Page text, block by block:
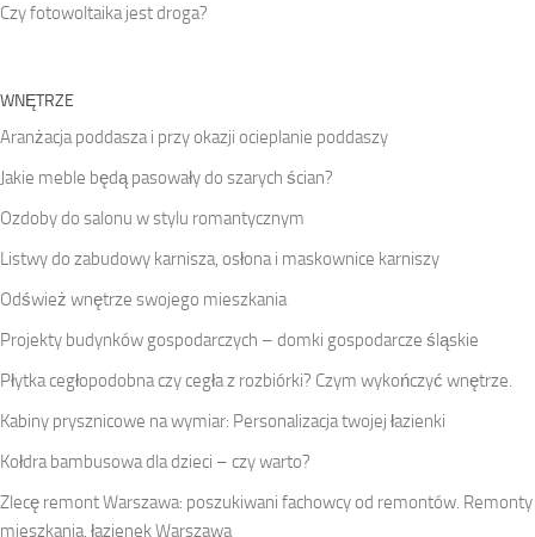
Czy fotowoltaika jest droga?
WNĘTRZE
Aranżacja poddasza i przy okazji ocieplanie poddaszy
Jakie meble będą pasowały do szarych ścian?
Ozdoby do salonu w stylu romantycznym
Listwy do zabudowy karnisza, osłona i maskownice karniszy
Odśwież wnętrze swojego mieszkania
Projekty budynków gospodarczych – domki gospodarcze śląskie
Płytka cegłopodobna czy cegła z rozbiórki? Czym wykończyć wnętrze.
Kabiny prysznicowe na wymiar: Personalizacja twojej łazienki
Kołdra bambusowa dla dzieci – czy warto?
Zlecę remont Warszawa: poszukiwani fachowcy od remontów. Remonty
mieszkania, łazienek Warszawa